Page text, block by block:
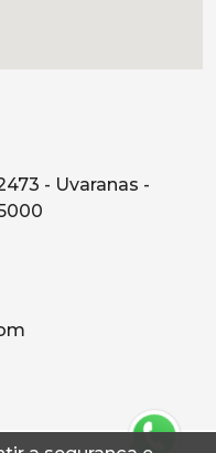
- Uvaranas -